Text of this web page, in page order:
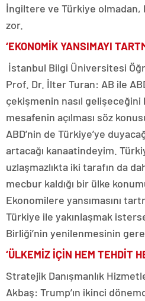
İngiltere ve Türkiye olmadan,
zor.
‘EKONOMİK YANSIMAYI
İstanbul Bilgi Üniversitesi
Prof. Dr. İlter Turan: AB ile
çekişmenin nasıl
mesafenin açılması söz
ABD’nin de Türkiye’ye
artacağı kanaatindeyim.
uzlaşmazlıkta iki tarafın da
mecbur kaldığı bir ülke
Ekonomilere yansımasını
Türkiye ile yakınlaşmak
Birliği’nin yenilenmesinin
‘ÜLKEMİZ İÇİN HEM TEHDİT
Stratejik Danışmanlık
Akbaş: Trump’ın ikinci